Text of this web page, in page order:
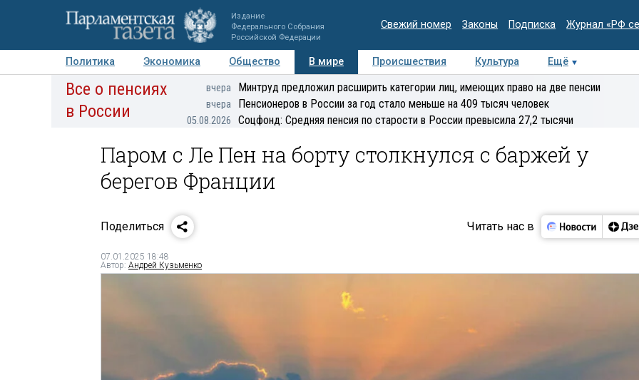
Издание
Федерального Собрания
Российской Федерации
Свежий номер Законы Подписка Журнал «РФ
Политика Экономика Общество В мире Происшествия Культура
Ещё
Авторы Персоны Мнения Регионы Медиацентр Интервью Колумнисты
Все о пенсиях
в России
вчера Минтруд предложил расширить категории лиц, имеющих право на две пенсии
вчера Пенсионеров в России за год стало меньше на 409 тысяч человек
05.08.2026 Соцфонд: Средняя пенсия по старости в России превысила 27,2 тысячи
Паром с Ле Пен на борту столкнулся с баржей у
берегов Франции
Поделиться Читать нас в
07.01.2025 18:48
Автор: Андрей Кузьменко